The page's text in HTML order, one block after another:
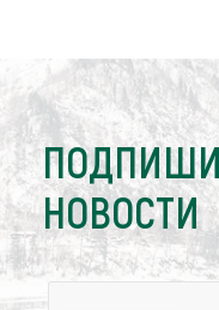
НОВОСТИ